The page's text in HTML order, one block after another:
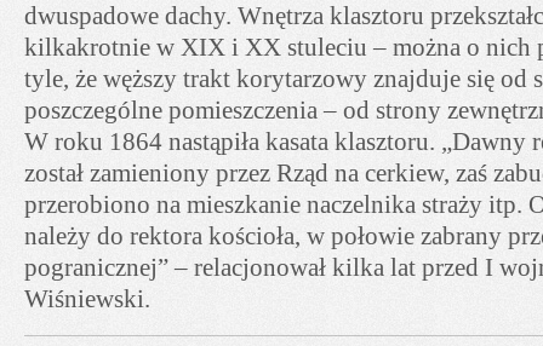
dwuspadowe dachy. Wnętrza klasztoru
kilkakrotnie w XIX i XX stuleciu – można o nich
tyle, że węższy trakt korytarzowy znajduje się od
poszczególne pomieszczenia – od strony
W roku 1864 nastąpiła kasata klasztoru. „Dawny
został zamieniony przez Rząd na cerkiew, zaś
przerobiono na mieszkanie naczelnika straży itp.
należy do rektora kościoła, w połowie zabrany
pogranicznej” – relacjonował kilka lat przed I
Wiśniewski.